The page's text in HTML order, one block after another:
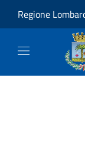
Regione